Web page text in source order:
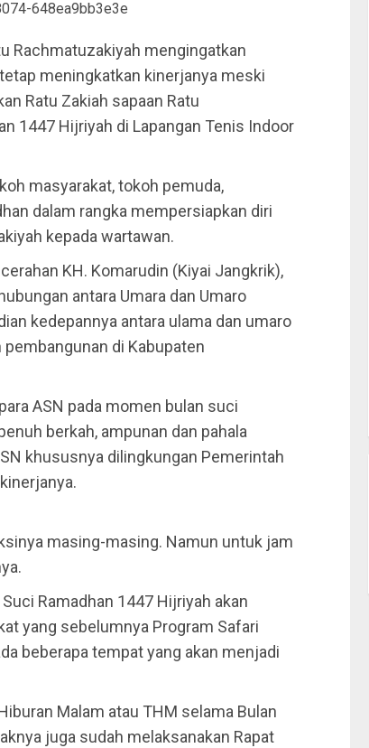
Rachmatuzakiyah mengingatkan
meningkatkan kinerjanya meski
Ratu Zakiah sapaan Ratu
1447 Hijriyah di Lapangan Tenis Indoor
masyarakat, tokoh pemuda,
dalam rangka mempersiapkan diri
kepada wartawan.
KH. Komarudin (Kiyai Jangkrik),
antara Umara dan Umaro
kedepannya antara ulama dan umaro
di Kabupaten
ASN pada momen bulan suci
berkah, ampunan dan pahala
khususnya dilingkungan Pemerintah
masing-masing. Namun untuk jam
Ramadhan 1447 Hijriyah akan
yang sebelumnya Program Safari
beberapa tempat yang akan menjadi
Malam atau THM selama Bulan
juga sudah melaksanakan Rapat